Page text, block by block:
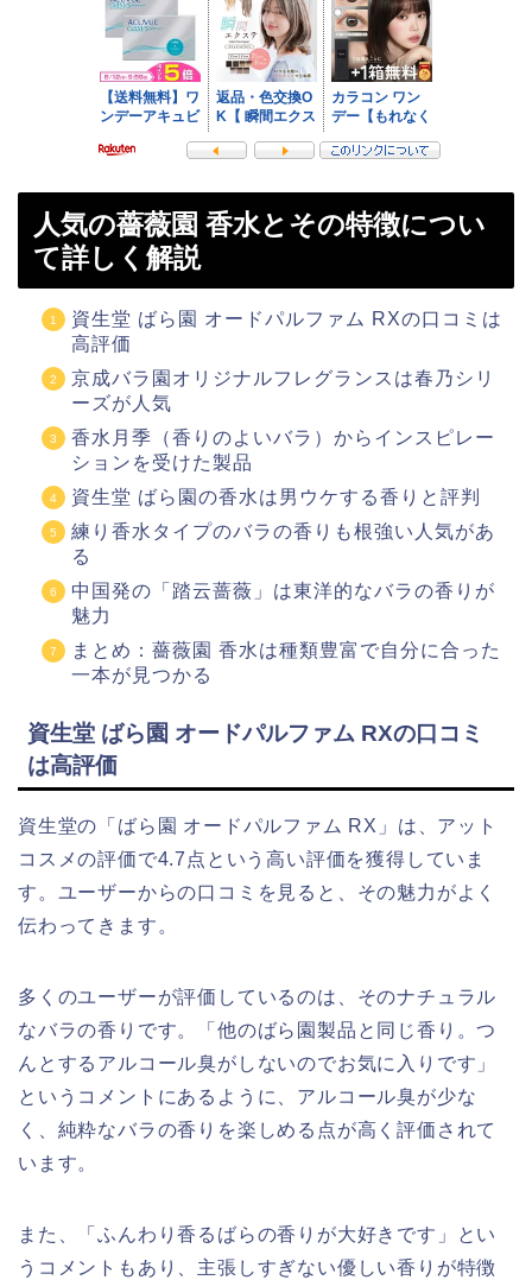
人気の薔薇園 香水とその特徴につい
て詳しく解説
資生堂 ばら園 オードパルファム RXの口コミは
高評価
京成バラ園オリジナルフレグランスは春乃シリ
ーズが人気
香水月季（香りのよいバラ）からインスピレー
ションを受けた製品
資生堂 ばら園の香水は男ウケする香りと評判
練り香水タイプのバラの香りも根強い人気があ
る
中国発の「踏云蔷薇」は東洋的なバラの香りが
魅力
まとめ：薔薇園 香水は種類豊富で自分に合った
一本が見つかる
資生堂 ばら園 オードパルファム RXの口コミ
は高評価
資生堂の「ばら園 オードパルファム RX」は、アット
コスメの評価で4.7点という高い評価を獲得していま
す。ユーザーからの口コミを見ると、その魅力がよく
伝わってきます。
多くのユーザーが評価しているのは、そのナチュラル
なバラの香りです。「他のばら園製品と同じ香り。つ
んとするアルコール臭がしないのでお気に入りです」
というコメントにあるように、アルコール臭が少な
く、純粋なバラの香りを楽しめる点が高く評価されて
います。
また、「ふんわり香るばらの香りが大好きです」とい
うコメントもあり、主張しすぎない優しい香りが特徴